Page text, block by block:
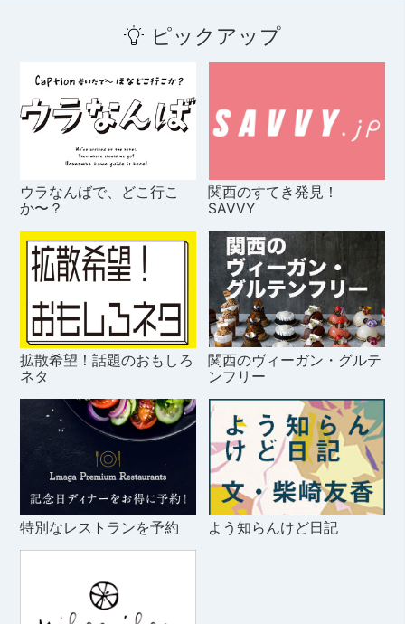
ピックアップ
ウラなんばで、どこ行こ
か〜？
関西のすてき発見！
SAVVY
拡散希望！話題のおもしろ
ネタ
関西のヴィーガン・グルテ
ンフリー
特別なレストランを予約 よう知らんけど日記